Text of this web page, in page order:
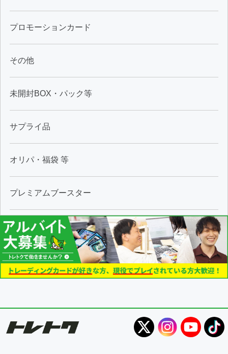
プロモーションカード
その他
未開封BOX・パック等
サプライ品
オリパ・福袋 等
プレミアムブースター